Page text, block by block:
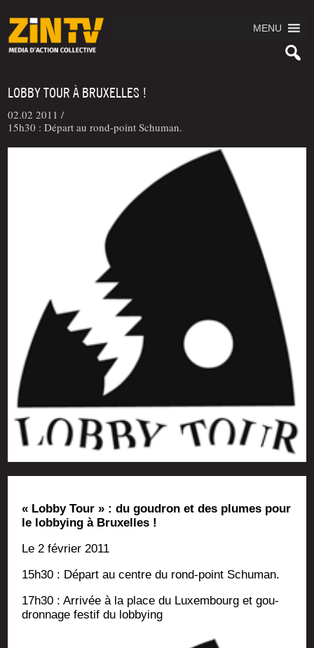
MENU
LOBBY TOUR À BRUXELLES !
02.02 2011 /
15h30 : Départ au rond-point Schuman.
« Lob­by Tour » : du gou­dron et des plumes pour
le lob­bying à Bruxelles !
Le 2 février 2011
15h30 : Départ au centre du rond-point Schuman.
17h30 : Arri­vée à la place du Luxem­bourg et gou­
dron­nage fes­tif du lobbying